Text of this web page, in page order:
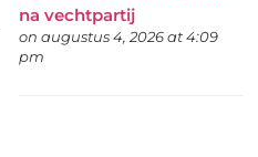
na vechtpartij
on augustus 4, 2026 at 4:09
pm